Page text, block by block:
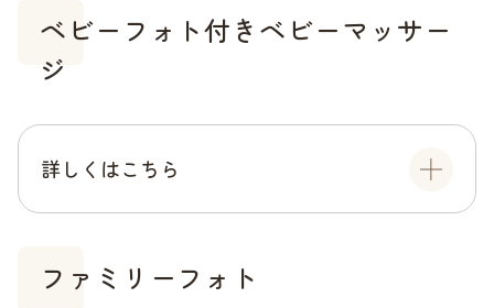
ベビーフォト付きベビーマッサー
ジ
詳しくはこちら
ファミリーフォト